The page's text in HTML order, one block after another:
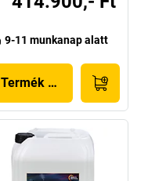
9-11 munkanap alatt
Termék megjelenítése